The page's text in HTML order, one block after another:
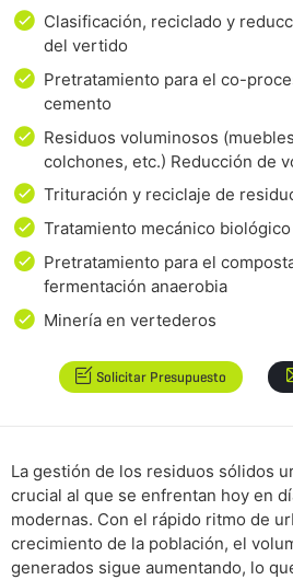
Clasificación, reciclado y
del vertido
Pretratamiento para el co-
cemento
Residuos voluminosos
colchones, etc.) Reducción de
Trituración y reciclaje de
Tratamiento mecánico
Pretratamiento para el
fermentación anaerobia
Minería en vertederos
Solicitar Presupuesto
La gestión de los residuos sólidos
crucial al que se enfrentan hoy en
modernas. Con el rápido ritmo de
crecimiento de la población, el
generados sigue aumentando, lo